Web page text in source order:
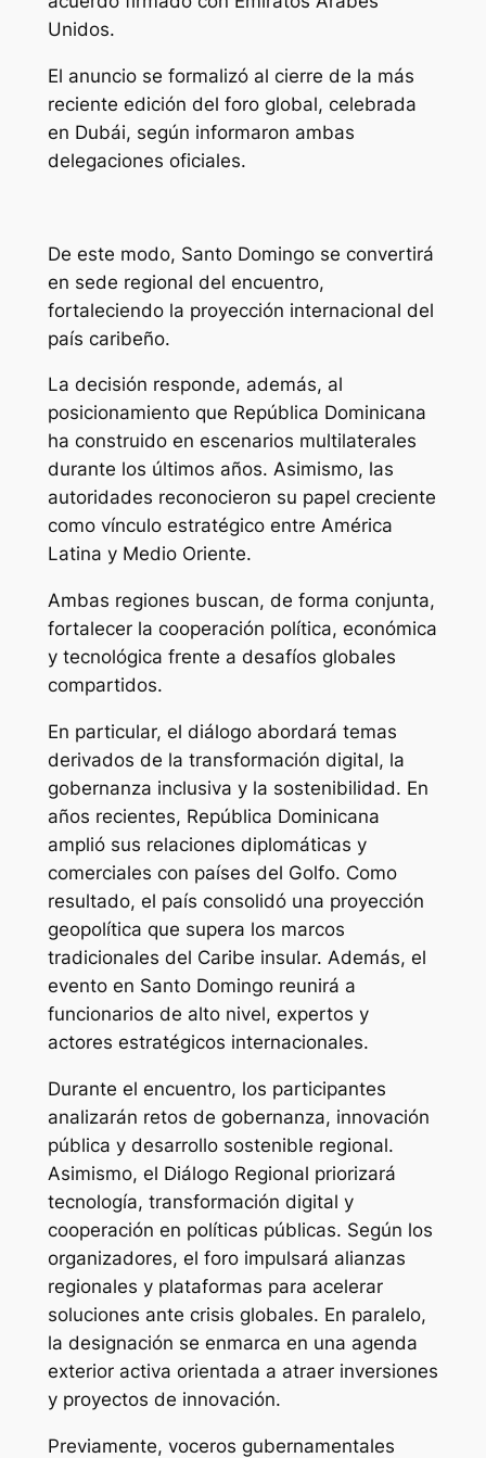
Unidos.
El anuncio se formalizó al cierre de la más
reciente edición del foro global, celebrada
en Dubái, según informaron ambas
delegaciones oficiales.
De este modo, Santo Domingo se convertirá
en sede regional del encuentro,
fortaleciendo la proyección internacional del
país caribeño.
La decisión responde, además, al
posicionamiento que República Dominicana
ha construido en escenarios multilaterales
durante los últimos años. Asimismo, las
autoridades reconocieron su papel creciente
como vínculo estratégico entre América
Latina y Medio Oriente.
Ambas regiones buscan, de forma conjunta,
fortalecer la cooperación política, económica
y tecnológica frente a desafíos globales
compartidos.
En particular, el diálogo abordará temas
derivados de la transformación digital, la
gobernanza inclusiva y la sostenibilidad. En
años recientes, República Dominicana
amplió sus relaciones diplomáticas y
comerciales con países del Golfo. Como
resultado, el país consolidó una proyección
geopolítica que supera los marcos
tradicionales del Caribe insular. Además, el
evento en Santo Domingo reunirá a
funcionarios de alto nivel, expertos y
actores estratégicos internacionales.
Durante el encuentro, los participantes
analizarán retos de gobernanza, innovación
pública y desarrollo sostenible regional.
Asimismo, el Diálogo Regional priorizará
tecnología, transformación digital y
cooperación en políticas públicas. Según los
organizadores, el foro impulsará alianzas
regionales y plataformas para acelerar
soluciones ante crisis globales. En paralelo,
la designación se enmarca en una agenda
exterior activa orientada a atraer inversiones
y proyectos de innovación.
Previamente, voceros gubernamentales